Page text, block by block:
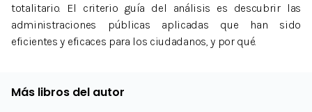
totalitario. El criterio guía del análisis es descubrir las
administraciones públicas aplicadas que han sido
eficientes y eficaces para los ciudadanos, y por qué.
Más libros del autor